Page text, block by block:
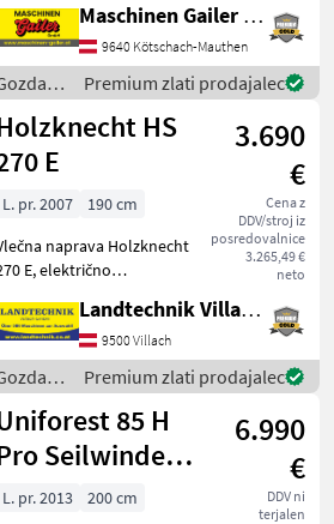
prek kardanskega greda -
gred - mehanski
za hlode -
Maschinen Gailer GmbH
9640 Kötschach-Mauthen
Krpan
Premium zlati prodajalec
HS
E
3.690
€
Cena z
DDV/stroj iz
posredovalnice
3.265,49 €
neto
L. pr. 2007
190 cm
naprava Holzknecht
E, električno
zaščitna rešetka, 4 vodila za
kavlji in
gred, nosilec za
žago
Landtechnik Villach GmbH
9500 Villach
Holzknecht
Premium zlati prodajalec
85 H
Seilwinde
Funkseilwinde
6.990
€
DDV ni
terjalen
L. pr. 2013
200 cm